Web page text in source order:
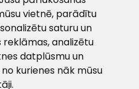
vietnē, parādītu
saturu un
analizētu
datplūsmu un
kurienes nāk mūsu